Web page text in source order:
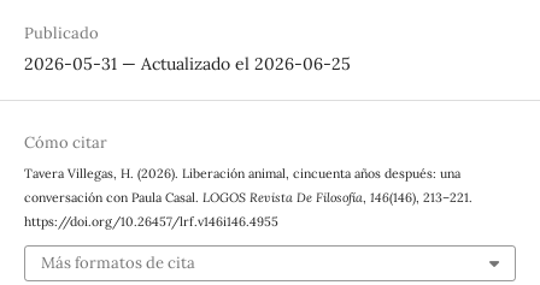
Publicado
2026-05-31 — Actualizado el 2026-06-25
Cómo citar
Tavera Villegas, H. (2026). Liberación animal, cincuenta años después: una
conversación con Paula Casal. LOGOS Revista De Filosofía, 146(146), 213–221.
https://doi.org/10.26457/lrf.v146i146.4955
Más formatos de cita